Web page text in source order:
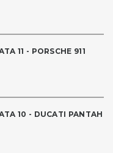
11 - PORSCHE 911
10 - DUCATI PANTAH